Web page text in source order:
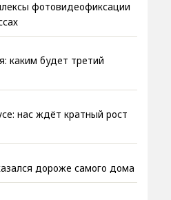
фотовидеофиксации
каким будет третий
нас ждёт кратный рост
дороже самого дома